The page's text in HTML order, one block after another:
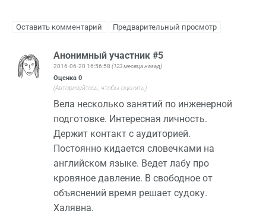
Анонимный участник #5
2016-06-20 16:56:58 (123 месяца назад)
Оценка 0
(Авторизуйтесь, чтобы оценить)
Вела несколько занятий по инженерной
подготовке. Интересная личность.
Держит контакт с аудиторией.
Постоянно кидается словечками на
английском языке. Ведет лабу про
кровяное давление. В свободное от
объяснений время решает судоку.
Халявна.